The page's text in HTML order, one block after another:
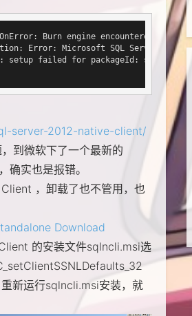
Burn engine encountered
Error: Microsoft SQL Server 2012
setup failed for packageId: sqlncli.msi,
server-2012-native-client/
到微软下了一个最新的
实也是报错。
，卸载了也不管用，也
Download
的安装文件sqlncli.msi选
新运行sqlncli.msi安装，就